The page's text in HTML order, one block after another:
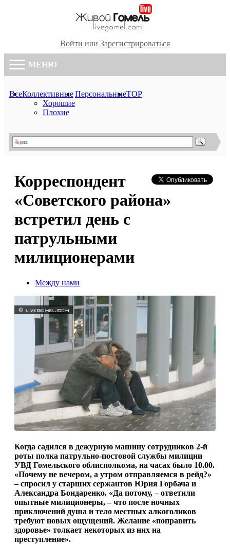
Войти или Зарегистрироваться
МЕНЮ
ВсеКоллективные
Хорошие
Плохие
ПерсональныеTOP
Корреспондент
«Советского района»
встретил день с
патрульными
милиционерами
Между нами
Когда садился в дежурную машину сотрудников 2-й
роты полка патрульно-постовой службы милиции
УВД Гомельского облисполкома, на часах было 10.00.
«Почему не вечером, а утром отправляемся в рейд?»
– спросил у старших сержантов Юрия Горбача и
Александра Бондаренко. «Да потому, – ответили
опыт­ные милиционеры, – что после ночных
приключений душа и тело местных алкоголиков
требуют новых ощущений. Желание «поправить
здоровье» толкает некоторых из них на
преступление».